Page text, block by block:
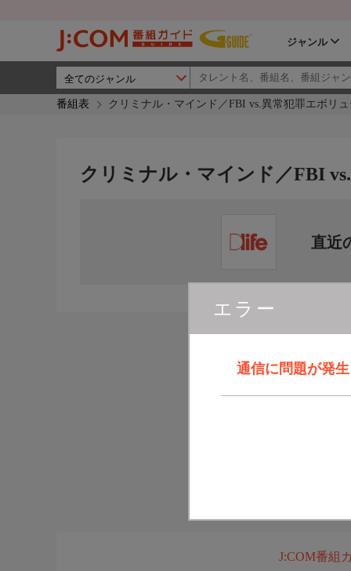
ジャンル
番組表 クリミナル・マインド／FBI vs.異常犯罪エボリ
エラー
通信に問題が発
クリミナル・マインド／FBI
直近
J:COM番組